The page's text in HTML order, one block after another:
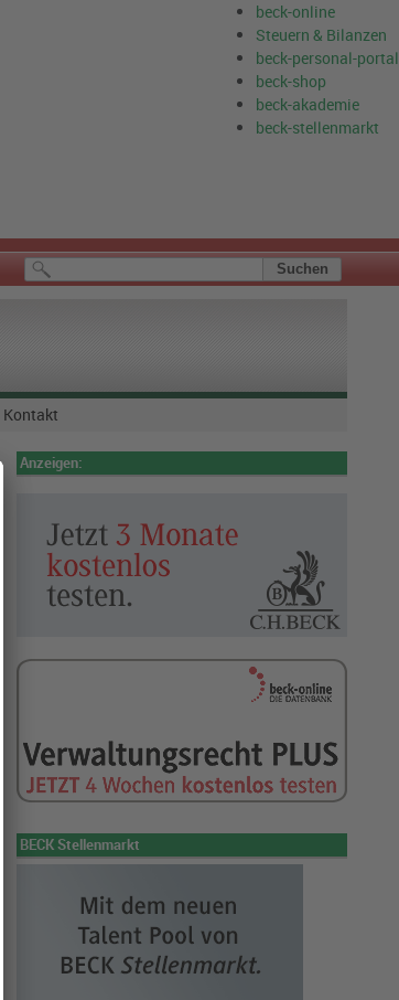
beck-online
Steuern & Bilanzen
beck-personal-portal
beck-shop
beck-akademie
beck-stellenmarkt
Kontakt
Anzeigen:
BECK Stellenmarkt